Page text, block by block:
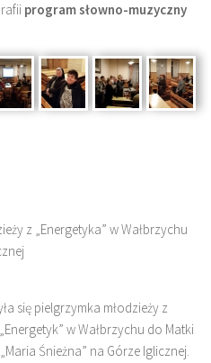
program słowno-muzyczny
z „Energetyka” w Wałbrzychu
się pielgrzymka młodzieży z
w Wałbrzychu do Matki
Śnieżna” na Górze Iglicznej.